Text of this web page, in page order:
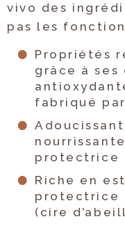
vivo des
pas les
Propriétés
grâce à ses
fabriqué
protectrice
Riche en
protectrice
(cire